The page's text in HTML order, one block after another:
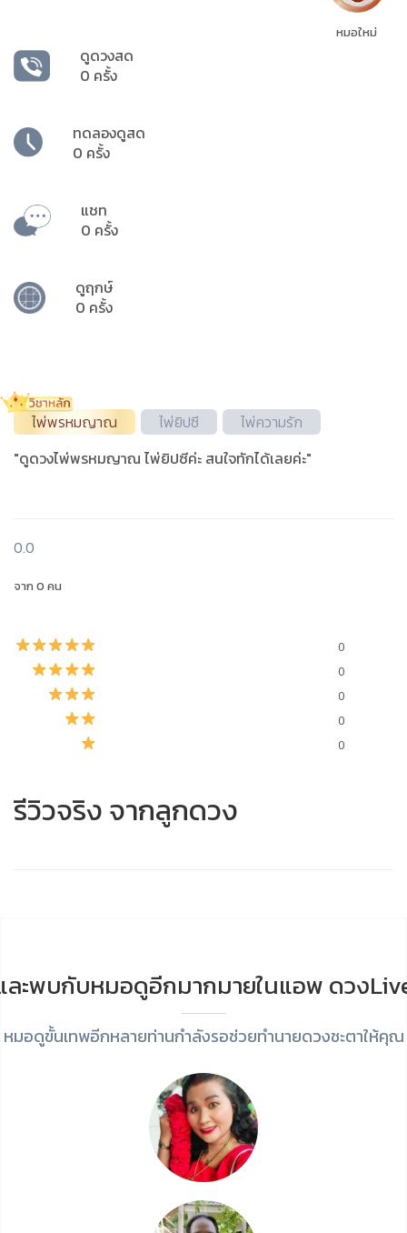
ดูดวงสด
0 ครั้ง
ทดลองดูสด
0 ครั้ง
แชท
0 ครั้ง
ดูฤกษ์
0 ครั้ง
หมอใหม่
ไพ่พรหมญาณ ไพ่ยิปซี
ไพ่ความรัก
"ดูดวงไพ่พรหมญาณ ไพ่ยิปซีค่ะ สนใจทักได้เลยค่ะ"
0.0
จาก 0 คน
0
0
0
0
0
รีวิวจริง จากลูกดวง
ละพบกับหมอดูอีกมากมายในแอพ ดวง
หมอดูขั้นเทพอีกหลายท่านกำลังรอช่วยทำนายดวงชะตาให้คุณ